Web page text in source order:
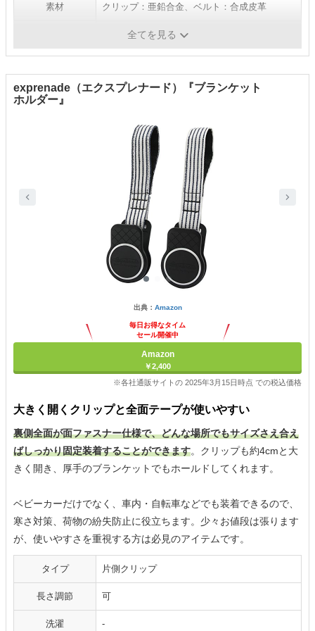
素材 クリップ：亜鉛合金、ベルト：合成皮革
（約）クリップ：30×55mm、ベルト：120mm
全てを見る
exprenade（エクスプレナード）『ブランケット
ホルダー』
出典： Amazon
毎日お得なタイム
セール開催中
Amazon
￥2,400
※各社通販サイトの 2025年3月15日時点 での税込価格
大きく開くクリップと全面テープが使いやすい
裏側全面が面ファスナー仕様で、どんな場所でもサイズさえ合え
ばしっかり固定装着することができます。クリップも約4cmと大
きく開き、厚手のブランケットでもホールドしてくれます。
ベビーカーだけでなく、車内・自転車などでも装着できるので、
寒さ対策、荷物の紛失防止に役立ちます。少々お値段は張ります
が、使いやすさを重視する方は必見のアイテムです。
タイプ 片側クリップ
長さ調節 可
洗濯 -